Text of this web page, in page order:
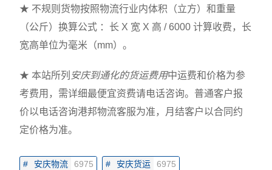
★ 不规则货物按照物流行业内体积（立方）和重量
（公斤）换算公式 ：长 X 宽 X 高 / 6000 计算收费，长
宽高单位为毫米（mm）。
★ 本站所列 安庆到通化的货运费用中运费和价格为参
考费用，需详细最便宜资费请电话咨询。普通客户报
价以电话咨询港邦物流客服为准，月结客户以合同约
定价格为准。
# 安庆物流 6975 # 安庆货运 6975